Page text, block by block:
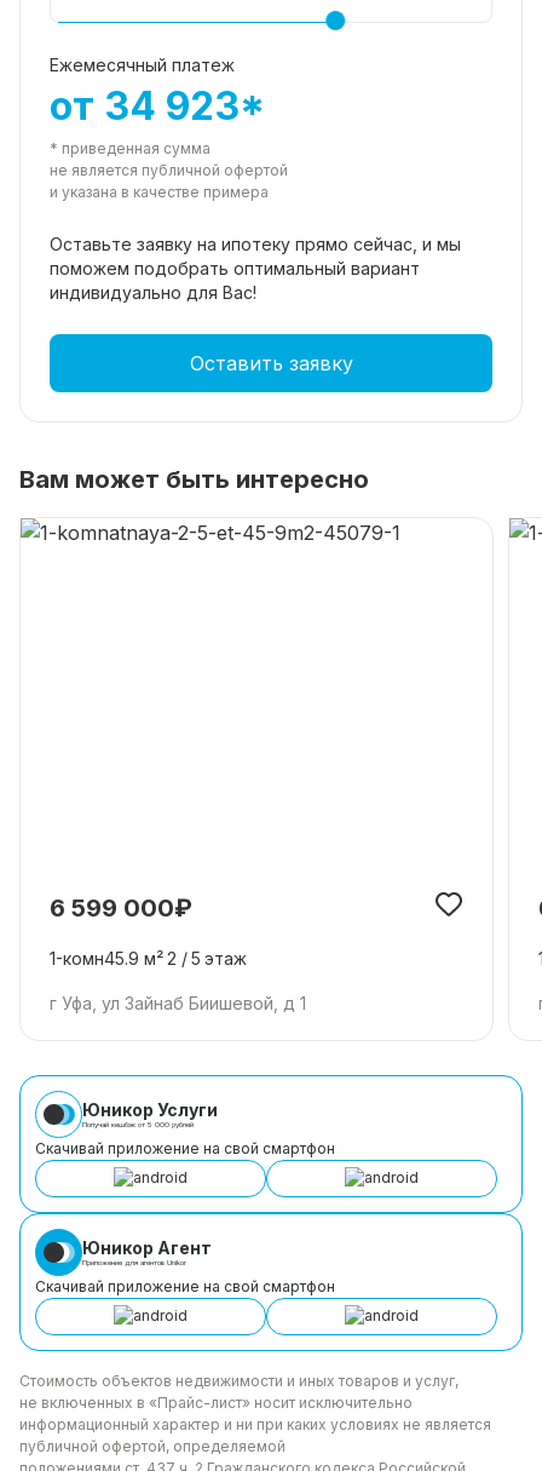
Ежемесячный платеж
от 34 923*
* приведенная сумма
не является публичной офертой
и указана в качестве примера
Оставьте заявку на ипотеку прямо сейчас, и мы
поможем подобрать оптимальный вариант
индивидуально для Вас!
Оставить заявку
Вам может быть интересно
6 599 000₽
1-комн45.9 м²2 /5 этаж
г Уфа, ул Зайнаб Биишевой, д 1
Юникор Услуги
Получай кешбэк от 5 000 рублей
Скачивай приложение на свой смартфон
Юникор Агент
Приложение для агентов Unikor
Скачивай приложение на свой смартфон
Стоимость объектов недвижимости и иных товаров и услуг,
не включенных в «Прайс-лист» носит исключительно
информационный характер и ни при каких условиях не является
публичной офертой, определяемой